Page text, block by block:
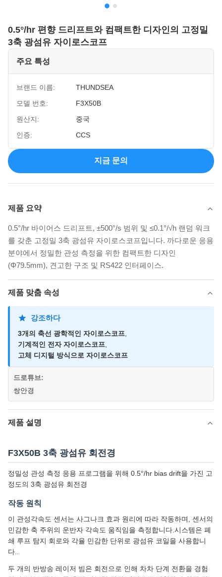
0.5°/hr 편향 드리프트와 컴팩트한 디자인의 고정밀
3축 광섬유 자이로스코프
주요 특성
브랜드 이름:
THUNDSEA
모델 번호:
F3X50B
원산지:
중국
인증:
CCS
지금 문의
제품 요약
0.5°/hr 바이어스 드리프트, ±500°/s 범위 및 ≤0.1°/√h 랜덤 워크
를 갖춘 고정밀 3축 광섬유 자이로스코프입니다. 까다로운 응용
분야에서 정밀한 관성 측정을 위한 컴팩트한 디자인
(Φ79.5mm), 견고한 구조 및 RS422 인터페이스.
제품 맞춤 속성
강조하다
3개의 축선 광학적인 자이로스코프
기계적인 전자 자이로스코프
고체 디지털 방식으로 자이로스코프
드로튜브:
쌍안경
제품 설명
F3X50B 3축 광섬유 회전경
정밀성 관성 측정 응용 프로그램을 위해 0.5°/hr bias drift을 가진 고
정도의 3축 광섬유 회전경
작동 원칙
이 관성각속도 센서는 사그나크 효과 원리에 따라 작동하며, 센서의
민감한 축 주위의 운반자 각속도 움직임을 측정합니다.시스템은 폐
쇄 루프 탐지 회로와 각율 민감한 단위로 광섬유 코일을 사용합니
다..
두 개의 반방송 레이저 빔은 회전으로 인해 차차 단계 전환을 경험